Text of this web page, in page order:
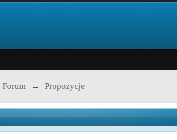
Forum → Propozycje